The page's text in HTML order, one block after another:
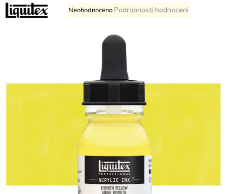
Průměrné
hodnocení
NeohodnocenoPodrobnosti hodnocení